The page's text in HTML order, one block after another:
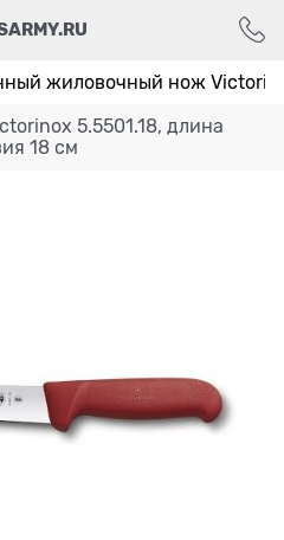
жиловочный нож
5.5501.18, длина
18 см